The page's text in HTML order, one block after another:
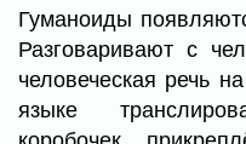
Гуманоиды
Разговаривают с
человеческая речь
языке